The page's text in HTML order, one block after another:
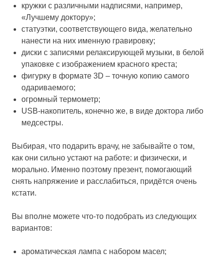
кружки с различными надписями, например,
«Лучшему доктору»;
статуэтки, соответствующего вида, желательно
нанести на них именную гравировку;
диски с записями релаксирующей музыки, в белой
упаковке с изображением красного креста;
фигурку в формате 3D – точную копию самого
одариваемого;
огромный термометр;
USB-накопитель, конечно же, в виде доктора либо
медсестры.
Выбирая, что подарить врачу, не забывайте о том,
как они сильно устают на работе: и физически, и
морально. Именно поэтому презент, помогающий
снять напряжение и расслабиться, придётся очень
кстати.
Вы вполне можете что-то подобрать из следующих
вариантов:
ароматическая лампа с набором масел;